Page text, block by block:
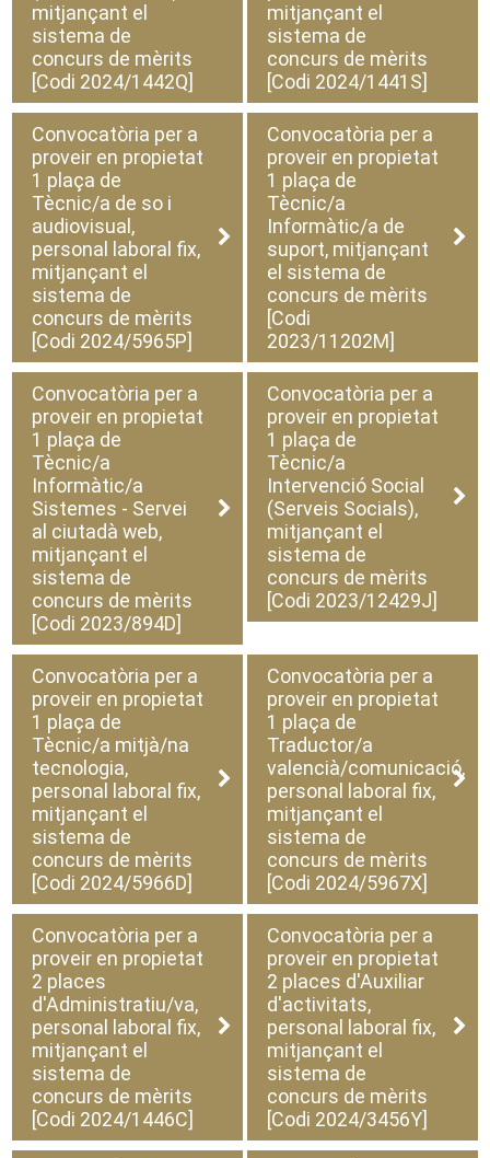
mitjançant el
sistema de
concurs de mèrits
[Codi 2024/1442Q]
mitjançant el
sistema de
concurs de mèrits
[Codi 2024/1441S]
Convocatòria per a
proveir en propietat
1 plaça de
Tècnic/a de so i
audiovisual,
personal laboral fix,
mitjançant el
sistema de
concurs de mèrits
[Codi 2024/5965P]
Convocatòria per a
proveir en propietat
1 plaça de
Tècnic/a
Informàtic/a de
suport, mitjançant
el sistema de
concurs de mèrits
[Codi
2023/11202M]
Convocatòria per a
proveir en propietat
1 plaça de
Tècnic/a
Informàtic/a
Sistemes - Servei
al ciutadà web,
mitjançant el
sistema de
concurs de mèrits
[Codi 2023/894D]
Convocatòria per a
proveir en propietat
1 plaça de
Tècnic/a
Intervenció Social
(Serveis Socials),
mitjançant el
sistema de
concurs de mèrits
[Codi 2023/12429J]
Convocatòria per a
proveir en propietat
1 plaça de
Tècnic/a mitjà/na
tecnologia,
personal laboral fix,
mitjançant el
sistema de
concurs de mèrits
[Codi 2024/5966D]
Convocatòria per a
proveir en propietat
1 plaça de
Traductor/a
valencià/comunicació,
personal laboral fix,
mitjançant el
sistema de
concurs de mèrits
[Codi 2024/5967X]
Convocatòria per a
proveir en propietat
2 places
d'Administratiu/va,
personal laboral fix,
mitjançant el
sistema de
concurs de mèrits
[Codi 2024/1446C]
Convocatòria per a
proveir en propietat
2 places d'Auxiliar
d'activitats,
personal laboral fix,
mitjançant el
sistema de
concurs de mèrits
[Codi 2024/3456Y]